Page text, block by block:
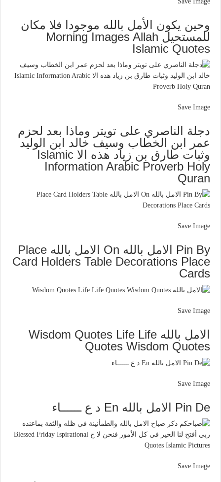
وحين يكون الأمل بالله موجودا فلا مكان
للمستحيل Morning Images Allah
Islamic Quotes
Save Image
دجلة الناصري على تويتر وماذا بعد لحزم
عمر ابن الخطاب وسيف خالد ابن الوليد
وثبات طارق بن زياد هذه الا Islamic
Information Arabic Proverb Holy
Quran
Save Image
Pin By الامل بالله On الامل بالله Place
Card Holders Table Decorations Place
Cards
Save Image
الامل بالله Wisdom Quotes Life Life
Quotes Wisdom Quotes
Save Image
Pin De الامل بالله En د ع ــــــاء
Save Image